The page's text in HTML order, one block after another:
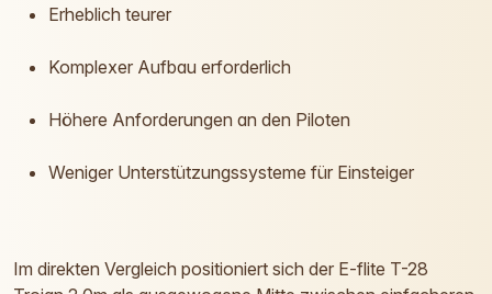
Erheblich teurer
Komplexer Aufbau erforderlich
Höhere Anforderungen an den Piloten
Weniger Unterstützungssysteme für Einsteiger
Im direkten Vergleich positioniert sich der E-flite T-28